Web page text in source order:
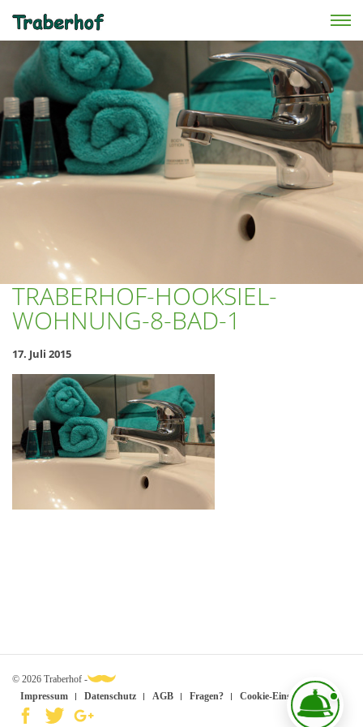
Skip to main content
TRABERHOF-HOOKSIEL-
WOHNUNG-8-BAD-1
17. Juli 2015
© 2026 Traberhof -
Impressum
Datenschutz AGB Fragen? Cookie-Einstellungen